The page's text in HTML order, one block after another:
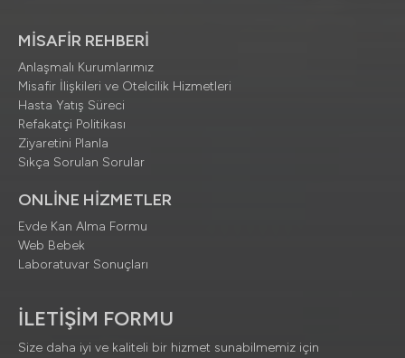
MİSAFİR REHBERİ
Anlaşmalı Kurumlarımız
Misafir İlişkileri ve Otelcilik Hizmetleri
Hasta Yatış Süreci
Refakatçi Politikası
Ziyaretini Planla
Sıkça Sorulan Sorular
ONLİNE HİZMETLER
Evde Kan Alma Formu
Web Bebek
Laboratuvar Sonuçları
İLETİŞİM FORMU
Size daha iyi ve kaliteli bir hizmet sunabilmemiz için